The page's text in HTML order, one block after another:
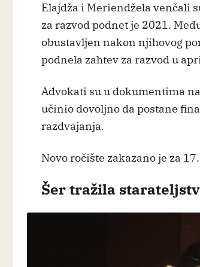
Elajdža i Meriendžela venčali
za razvod podnet je 2021.
obustavljen nakon njihovog
podnela zahtev za razvod u
Advokati su u dokumentima
učinio dovoljno da postane
razdvajanja.
Novo ročište zakazano je za
Šer tražila